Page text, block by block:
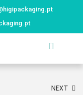
NEXT